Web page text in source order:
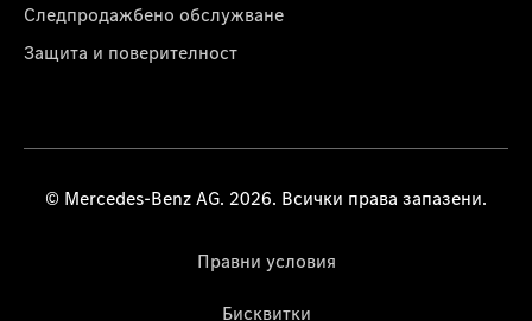
Следпродажбено обслужване
Защита и поверителност
© Mercedes-Benz AG. 2026. Всички права запазени.
Правни условия
Бисквитки